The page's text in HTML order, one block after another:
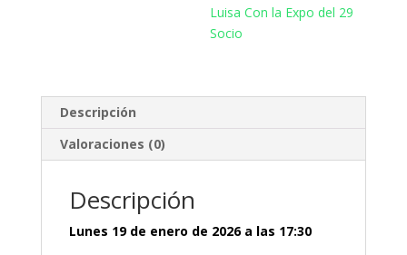
Luisa Con la Expo del 29
Socio
Descripción
Valoraciones (0)
Descripción
Lunes 19 de enero de 2026 a las 17:30